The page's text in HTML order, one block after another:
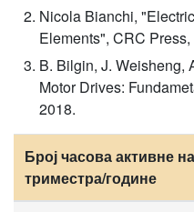
Nicola Bianchi,
Elements", CRC Press,
B. Bilgin, J. Weisheng,
Motor Drives:
2018.
Број часова активне
триместра/године